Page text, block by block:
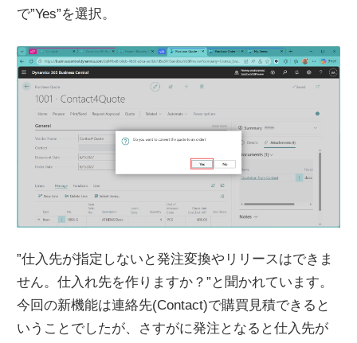
で”Yes”を選択。
”仕入先が指定しないと発注変換やリリースはできま
せん。仕入れ先を作りますか？”と聞かれています。
今回の新機能は連絡先(Contact)で購買見積できると
いうことでしたが、さすがに発注となると仕入先が